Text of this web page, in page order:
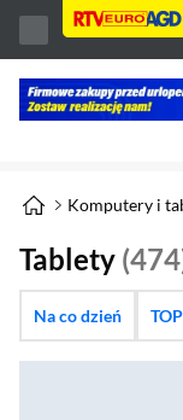
Komputery i
Tablety
Na co dzień